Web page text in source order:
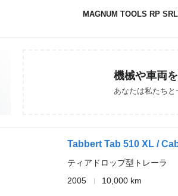
MAGNUM TOOLS RP SRL
機械や車両
あなたは私たちと
Tabbert Tab 510 XL /
ティアドロップ型トレーラ
2005
10,000 km